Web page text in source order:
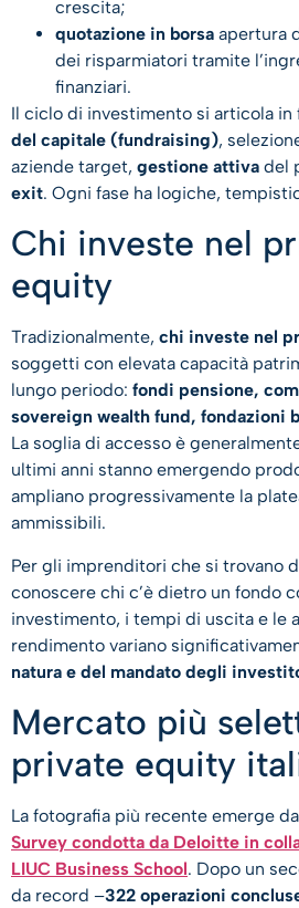
crescita;
quotazione in borsa apertura
dei risparmiatori tramite
finanziari.
Il ciclo di investimento si articola in
del capitale (fundraising),
aziende target, gestione attiva del
exit. Ogni fase ha logiche,
Chi investe nel
equity
Tradizionalmente, chi investe nel
soggetti con elevata capacità
lungo periodo: fondi pensione,
sovereign wealth fund, fondazioni
La soglia di accesso è
ultimi anni stanno emergendo
ampliano progressivamente la
ammissibili.
Per gli imprenditori che si trovano
conoscere chi c’è dietro un fondo
investimento, i tempi di uscita e le
rendimento variano
natura e del mandato degli
​Mercato più
private equity
La fotografia più recente emerge
Survey condotta da Deloitte in
LIUC Business School. Dopo un
da record –322 operazioni